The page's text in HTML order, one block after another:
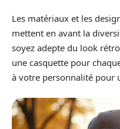
Les matériaux et les
mettent en avant la
soyez adepte du look
une casquette pour
à votre personnalité pour